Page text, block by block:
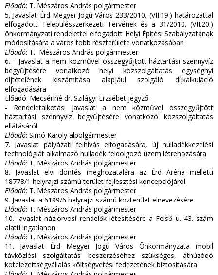
Előadó: T. Mészáros András polgármester
5. Javaslat Érd Megyei Jogú Város 233/2010. (VII.19.) határozattal
elfogadott Településszerkezeti Tervének és a 31/2010. (VII.20.)
önkormányzati rendelettel elfogadott Helyi Építési Szabályzatának
módosítására a város több részterülete vonatkozásában
Előadó: T. Mészáros András polgármester
6. - Javaslat a nem közművel összegyűjtött háztartási szennyvíz
begyűjtésére vonatkozó helyi közszolgáltatás egységnyi
díjtételének kiszámítása alapjául szolgáló díjkalkuláció
elfogadására
Előadó: Mecsériné dr. Szilágyi Erzsébet jegyző
- Rendeletalkotási javaslat a nem közművel összegyűjtött
háztartási szennyvíz begyűjtésére vonatkozó közszolgáltatás
ellátásáról
Előadó: Simó Károly alpolgármester
7. Javaslat pályázati felhívás elfogadására, új hulladékkezelési
technológiát alkalmazó hulladék feldolgozó üzem létrehozására
Előadó: T. Mészáros András polgármester
8. Javaslat elvi döntés meghozatalára az Érd Aréna melletti
18778/1 helyrajzi számú terület fejlesztési koncepciójáról
Előadó: T. Mészáros András polgármester
9. Javaslat a 6199/6 helyrajzi számú közterület elnevezésére
Előadó: T. Mészáros András polgármester
10. Javaslat háziorvosi rendelők létesítésére a Felső u. 43. szám
alatti ingatlanon
Előadó: T. Mészáros András polgármester
11. Javaslat Érd Megyei Jogú Város Önkormányzata mobil
távközlési szolgáltatás beszerzéséhez szükséges, áthúzódó
kötelezettségvállalás költségvetési fedezetének biztosítására